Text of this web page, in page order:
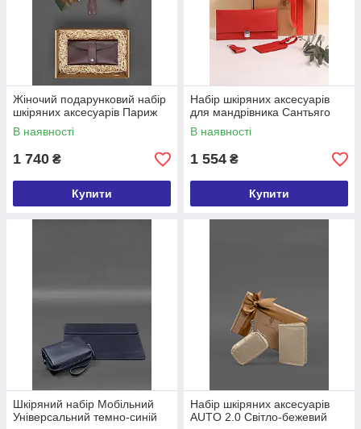
Жіночий подарунковий набір
шкіряних аксесуарів Париж
В наявності
1 740 ₴
Купити
Набір шкіряних аксесуарів
для мандрівника Сантьяго
В наявності
1 554 ₴
Купити
Шкіряний набір Мобільний
Універсальний темно-синій
Набір шкіряних аксесуарів
AUTO 2.0 Світло-бежевий